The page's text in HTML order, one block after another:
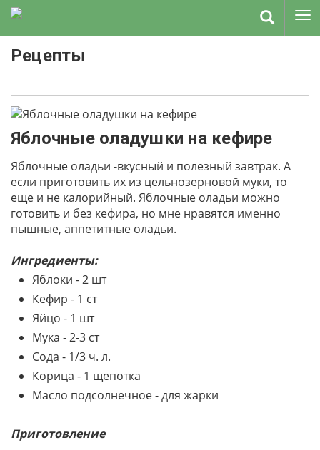
Рецепты
Яблочные оладушки на кефире
Яблочные оладьи -вкусный и полезный завтрак. А
если приготовить их из цельнозерновой муки, то
еще и не калорийный. Яблочные оладьи можно
готовить и без кефира, но мне нравятся именно
пышные, аппетитные оладьи.
Ингредиенты:
Яблоки - 2 шт
Кефир - 1 ст
Яйцо - 1 шт
Мука - 2-3 ст
Сода - 1/3 ч. л.
Корица - 1 щепотка
Масло подсолнечное - для жарки
Приготовление